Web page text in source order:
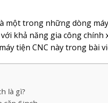
một trong những dòng
khả năng gia công chính
tiện CNC này trong bài
là gì?